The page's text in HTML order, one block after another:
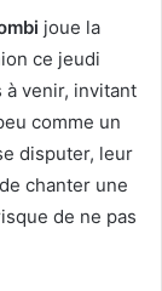
joue la
ce jeudi
à venir, invitant
comme un
disputer, leur
chanter une
de ne pas